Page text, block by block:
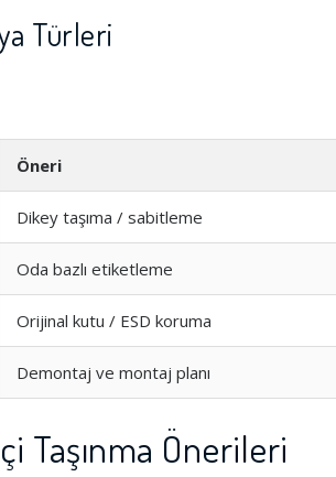
Türleri
Öneri
Dikey taşıma / sabitleme
Oda bazlı etiketleme
Orijinal kutu / ESD koruma
Demontaj ve montaj planı
Taşınma Önerileri